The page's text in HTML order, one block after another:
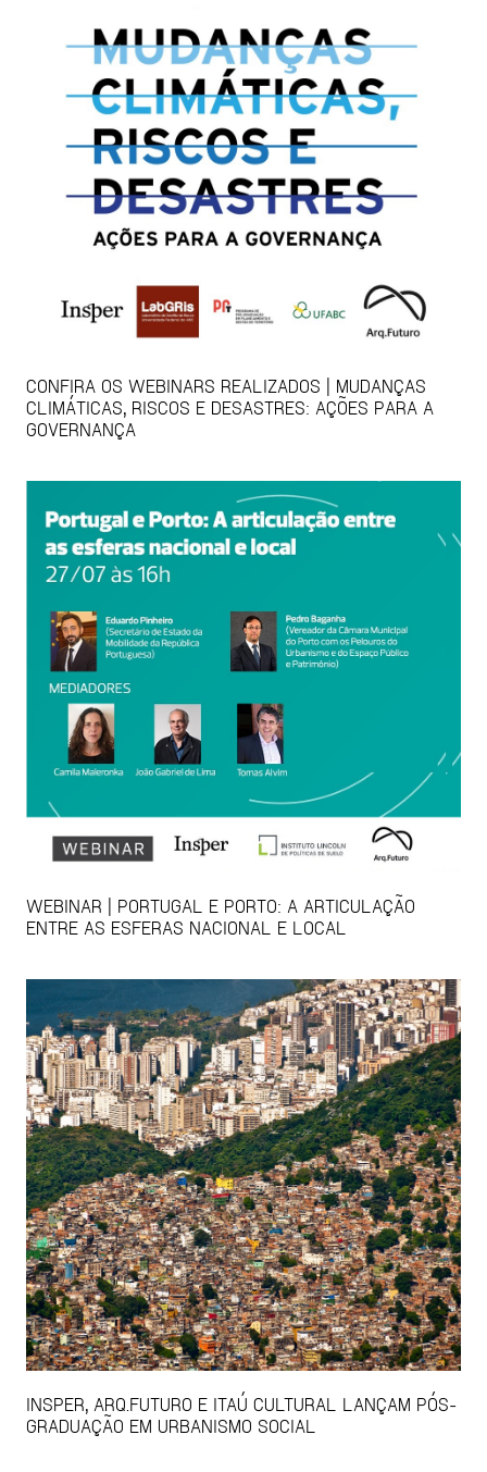
CONFIRA OS WEBINARS REALIZADOS | MUDANÇAS
CLIMÁTICAS, RISCOS E DESASTRES: AÇÕES PARA A
GOVERNANÇA
WEBINAR | PORTUGAL E PORTO: A ARTICULAÇÃO
ENTRE AS ESFERAS NACIONAL E LOCAL
INSPER, ARQ.FUTURO E ITAÚ CULTURAL LANÇAM PÓS-
GRADUAÇÃO EM URBANISMO SOCIAL